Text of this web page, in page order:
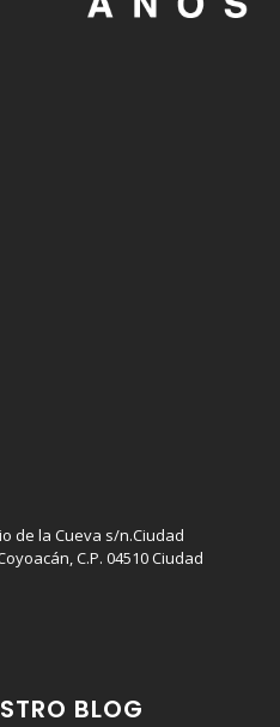
de la Cueva s/n.Ciudad
C.P. 04510 Ciudad
BLOG